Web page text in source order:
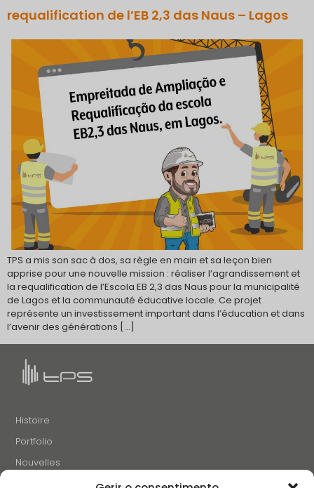
requalification de l’EB 2,3 das Naus – Lagos
TPS a mis son sac à dos, sa règle en main et sa leçon bien
apprise pour une nouvelle mission : réaliser l’agrandissement et
la requalification de l’Escola EB 2,3 das Naus pour la municipalité
de Lagos et la communauté éducative locale. Ce projet
représente un investissement important dans l’éducation et dans
l’avenir des générations […]
Histoire
Portfolio
Nouvelles
Projets et Initiatives